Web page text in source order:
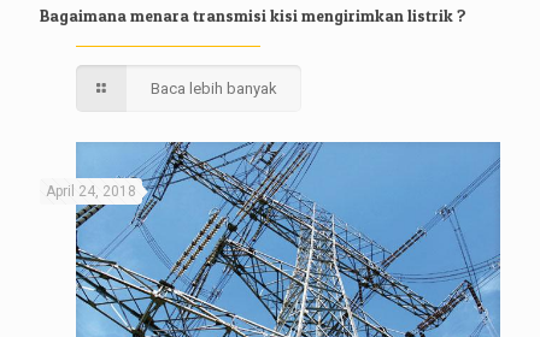
Bagaimana menara transmisi kisi mengirimkan listrik ?
Baca lebih banyak
April 24, 2018